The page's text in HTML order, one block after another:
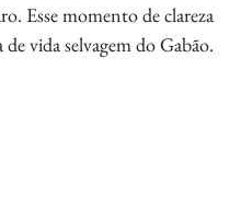
Esse momento de clareza
vida selvagem do Gabão.